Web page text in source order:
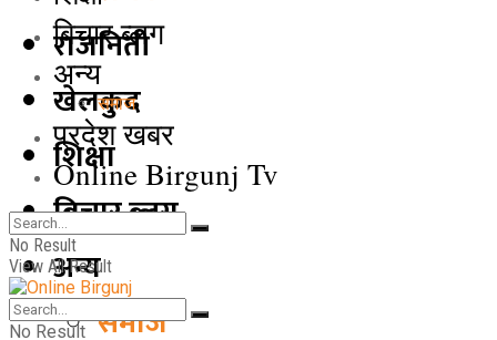
राजनिती
खेलकुद
शिक्षा
बिचार ब्लग
अन्य
समाज
बिचार ब्लग
अन्य
समाज
प्रदेश खबर
Online Birgunj Tv
No Result
View All Result
No Result